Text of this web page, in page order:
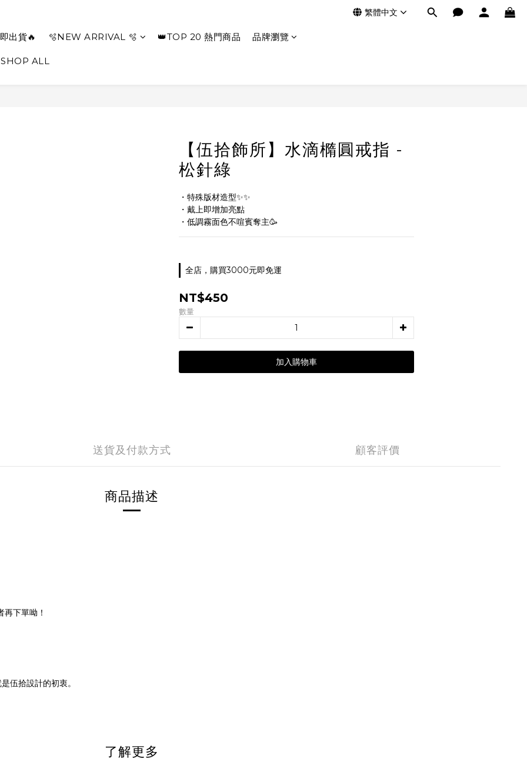
繁體中文
出貨🔥 🫧NEW ARRIVAL 🫧 👑TOP 20 熱門商品 品牌瀏覽
SHOP ALL
【伍拾飾所】水滴橢圓戒指 -
松針綠
・特殊版材造型✨✨
・戴上即增加亮點
・低調霧面色不喧賓奪主🥳
全店，購買3000元即免運
NT$450
數量
加入購物車
送貨及付款方式 顧客評價
商品描述
下單呦！
伍拾設計的初衷。
了解更多